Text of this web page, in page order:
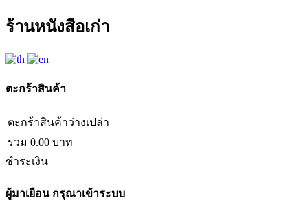
ร้านหนังสือเก่า
ตะกร้าสินค้า
ตะกร้าสินค้าว่างเปล่า
รวม 0.00 บาท
ชำระเงิน
ผู้มาเยือนกรุณาเข้าระบบ